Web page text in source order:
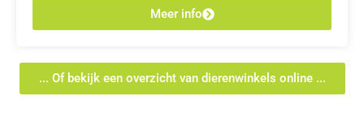
Meer info
... Of bekijk een overzicht van dierenwinkels online ...